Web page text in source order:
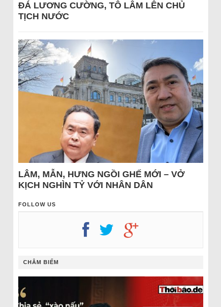
ĐÁ LƯƠNG CƯỜNG, TÔ LÂM LÊN CHỦ
TỊCH NƯỚC
LÂM, MẪN, HƯNG NGỒI GHẾ MỚI – VỞ
KỊCH NGHÌN TỶ VỚI NHÂN DÂN
FOLLOW US
CHÂM BIẾM